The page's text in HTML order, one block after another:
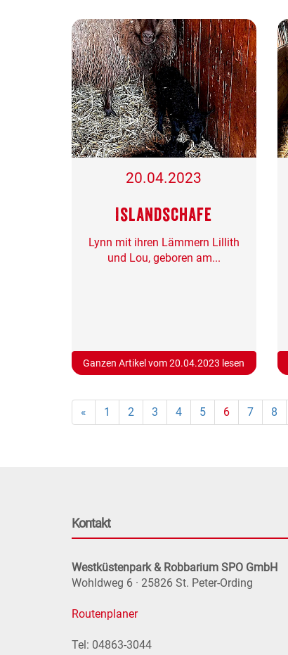
20.04.2023
Islandschafe
Lynn mit ihren Lämmern Lillith
und Lou, geboren am...
Ganzen Artikel vom 20.04.2023 lesen
« 1 2 3 4 5 6 7 8
Kontakt
Westküstenpark & Robbarium SPO GmbH
Wohldweg 6 · 25826 St. Peter-Ording
Routenplaner
Tel: 04863-3044